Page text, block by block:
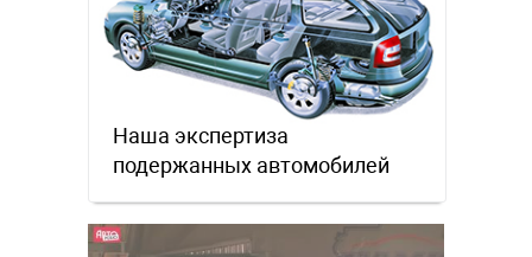
Наша экспертиза
подержанных автомобилей